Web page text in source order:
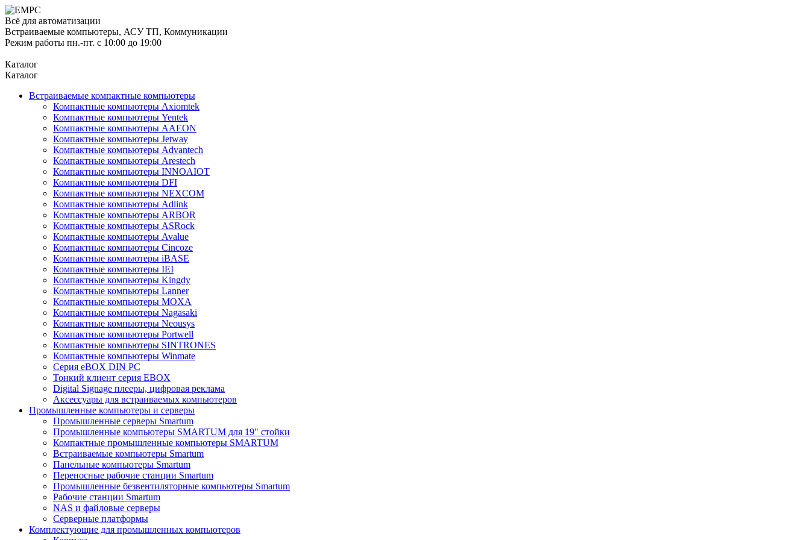
Всё для автоматизации
Встраиваемые компьютеры, АСУ ТП, Коммуникации
Режим работы пн.-пт. с 10:00 до 19:00
Каталог
Каталог
Встраиваемые компактные компьютеры
Компактные компьютеры Axiomtek
Компактные компьютеры Yentek
Компактные компьютеры AAEON
Компактные компьютеры Jetway
Компактные компьютеры Advantech
Компактные компьютеры Arestech
Компактные компьютеры INNOAIOT
Компактные компьютеры DFI
Компактные компьютеры NEXCOM
Компактные компьютеры Adlink
Компактные компьютеры ARBOR
Компактные компьютеры ASRock
Компактные компьютеры Avalue
Компактные компьютеры Cincoze
Компактные компьютеры iBASE
Компактные компьютеры IEI
Компактные компьютеры Kingdy
Компактные компьютеры Lanner
Компактные компьютеры MOXA
Компактные компьютеры Nagasaki
Компактные компьютеры Neousys
Компактные компьютеры Portwell
Компактные компьютеры SINTRONES
Компактные компьютеры Winmate
Серия eBOX DIN PC
Тонкий клиент серия EBOX
Digital Signage плееры, цифровая реклама
Аксессуары для встраиваемых компьютеров
Промышленные компьютеры и серверы
Промышленные серверы Smartum
Промышленные компьютеры SMARTUM для 19" стойки
Компактные промышленные компьютеры SMARTUM
Встраиваемые компьютеры Smartum
Панельные компьютеры Smartum
Переносные рабочие станции Smartum
Промышленные безвентиляторные компьютеры Smartum
Рабочие станции Smartum
NAS и файловые серверы
Серверные платформы
Комплектующие для промышленных компьютеров